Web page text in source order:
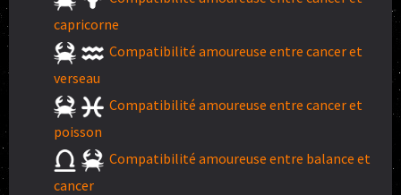
capricorne
Compatibilité amoureuse entre cancer et
verseau
Compatibilité amoureuse entre cancer et
poisson
Compatibilité amoureuse entre balance et
cancer